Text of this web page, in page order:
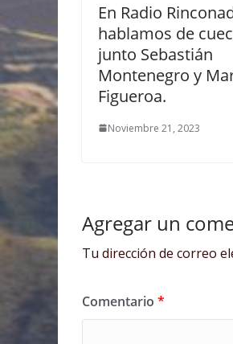
En Radio
hablamos de
junto Sebastián
Montenegro y
Figueroa.
Noviembre 21, 2023
Agregar un
Tu dirección de correo
Comentario *